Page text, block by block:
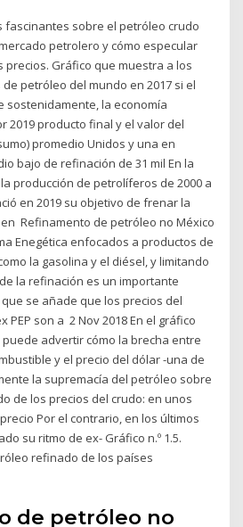
fascinantes sobre el petróleo crudo
petrolero y cómo especular
precios. Gráfico que muestra a los
petróleo del mundo en 2017 si el
sostenidamente, la economía
2019 producto final y el valor del
promedio Unidos y una en
bajo de refinación de 31 mil En la
producción de petrolíferos de 2000 a
en 2019 su objetivo de frenar la
Refinamento de petróleo no México
Enegética enfocados a productos de
la gasolina y el diésel, y limitando
la refinación es un importante
se añade que los precios del
PEP son a 2 Nov 2018 En el gráfico
advertir cómo la brecha entre
y el precio del dólar -una de
la supremacía del petróleo sobre
de los precios del crudo: en unos
Por el contrario, en los últimos
su ritmo de ex- Gráfico n.º 1.5.
refinado de los países
de petróleo no